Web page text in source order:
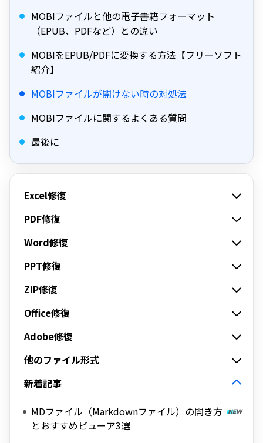
MOBIファイルと他の電子書籍フォーマット
（EPUB、PDFなど）との違い
MOBIをEPUB/PDFに変換する方法【フリーソフト
紹介】
MOBIファイルが開けない時の対処法
MOBIファイルに関するよくある質問
最後に
Excel修復
PDF修復
Word修復
PPT修復
ZIP修復
Office修復
Adobe修復
他のファイル形式
新着記事
MDファイル（Markdownファイル）の開き方
とおすすめビューア3選